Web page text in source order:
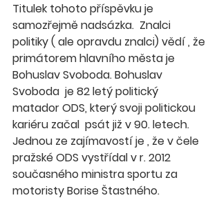
Titulek tohoto příspěvku je
samozřejmě nadsázka.  Znalci
politiky ( ale opravdu znalci) vědí , že
primátorem hlavního města je
Bohuslav Svoboda. Bohuslav
Svoboda  je 82 letý politický
matador ODS, který svoji politickou
kariéru začal  psát již v 90. letech.
Jednou ze zajímavostí je , že v čele
pražské ODS vystřídal v r. 2012
současného ministra sportu za
motoristy Borise Štastného.